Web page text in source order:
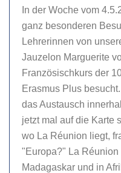
In der Woche vom
ganz besonderen
Lehrerinnen von
Jauzelon Marguerite
Französischkurs der
Erasmus Plus
das Austausch
jetzt mal auf die Karte
wo La Réunion liegt,
"Europa?" La
Madagaskar und in